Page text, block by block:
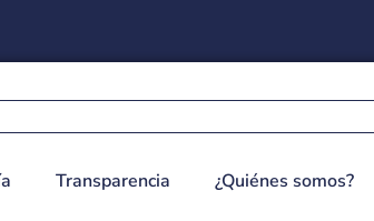
Transparencia ¿Quiénes somos?